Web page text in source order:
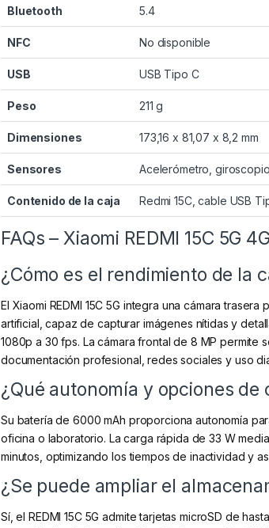
Bluetooth 5.4
NFC No disponible
USB USB Tipo C
Peso 211 g
Dimensiones 173,16 x 81,07 x 8,2 mm
Sensores Acelerómetro,
Contenido de la caja Redmi 15C, cable USB
FAQs – Xiaomi REDMI 15C 5G
¿Cómo es el rendimiento de la
El Xiaomi REDMI 15C 5G integra una cámara
artificial, capaz de capturar imágenes nítidas y
1080p a 30 fps. La cámara frontal de 8 MP
documentación profesional, redes sociales y uso
¿Qué autonomía y opciones
Su batería de 6000 mAh proporciona autonomía
oficina o laboratorio. La carga rápida de 33 W
minutos, optimizando los tiempos de inactividad y
¿Se puede ampliar el
Sí, el REDMI 15C 5G admite tarjetas microSD de